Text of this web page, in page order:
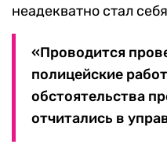
неадекватно стал
«Проводится
полицейские
обстоятельства
отчитались в